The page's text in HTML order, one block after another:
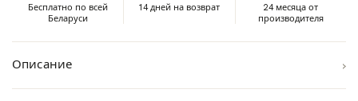
Бесплатно по всей
Беларуси
14 дней на возврат
24 месяца от
производителя
Описание ›